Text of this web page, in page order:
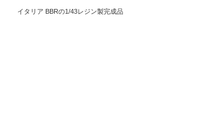
イタリア BBRの1/43レジン製完成品